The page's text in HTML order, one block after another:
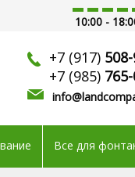
10:00 -
+7 (917)
+7 (985)
Все для